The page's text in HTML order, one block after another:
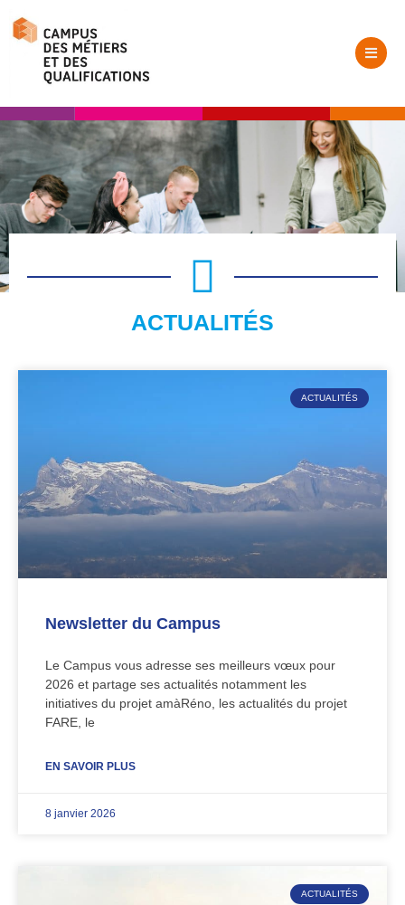
ACTUALITÉS
ACTUALITÉS
Newsletter du Campus
Le Campus vous adresse ses meilleurs vœux pour
2026 et partage ses actualités notamment les
initiatives du projet amàRéno, les actualités du projet
FARE, le
EN SAVOIR PLUS
8 janvier 2026
ACTUALITÉS